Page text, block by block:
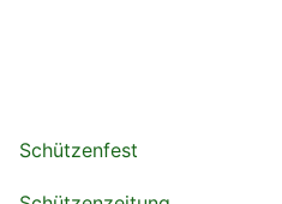
Schützenfest